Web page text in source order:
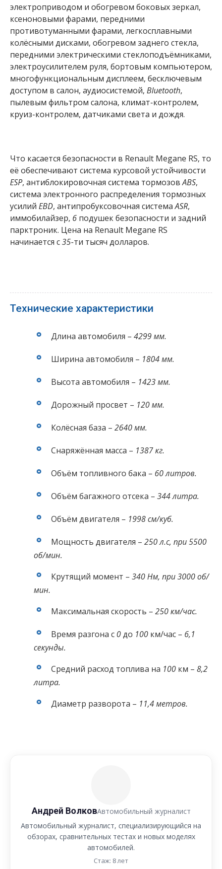
электроприводом и обогревом боковых зеркал,
ксеноновыми фарами, передними
противотуманными фарами, легкосплавными
колёсными дисками, обогревом заднего стекла,
передними электрическими стеклоподъёмниками,
электроусилителем руля, бортовым компьютером,
многофункциональным дисплеем, бесключевым
доступом в салон, аудиосистемой, Bluetooth,
пылевым фильтром салона, климат-контролем,
круиз-контролем, датчиками света и дождя.
Что касается безопасности в Renault Megane RS, то
её обеспечивают система курсовой устойчивости
ESP, антиблокировочная система тормозовABS,
система электронного распределения тормозных
усилий EBD, антипробуксовочная системаASR,
иммобилайзер, 6 подушек безопасности и задний
парктроник. Цена на Renault Megane RS
начинается с35-ти тысяч долларов.
Технические характеристики
Длина автомобиля – 4299 мм.
Ширина автомобиля – 1804 мм.
Высота автомобиля – 1423 мм.
Дорожный просвет – 120 мм.
Колёсная база – 2640 мм.
Снаряжённая масса – 1387 кг.
Объём топливного бака – 60 литров.
Объём багажного отсека – 344 литра.
Объём двигателя – 1998 см/куб.
Мощность двигателя – 250 л.с, при 5500
об/мин.
Крутящий момент – 340 Нм, при 3000 об/
мин.
Максимальная скорость – 250 км/час.
Время разгона с 0до 100 км/час – 6,1
секунды.
Средний расход топлива на 100 км – 8,2
литра.
Диаметр разворота – 11,4 метров.
Андрей ВолковАвтомобильный журналист
Автомобильный журналист, специализирующийся на
обзорах, сравнительных тестах и новых моделях
автомобилей.
Стаж: 8 лет